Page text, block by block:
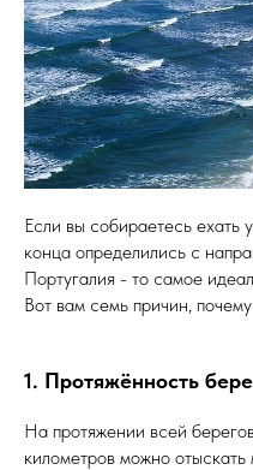
Если вы собираетесь ехать
конца определились с
Португалия - то самое
Вот вам семь причин,
1. Протяжённость
На протяжении всей
километров можно